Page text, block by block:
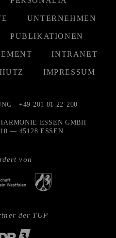
UNTERNEHMEN
PUBLIKATIONEN
INTRANET
IMPRESSUM
von
+49 201 81 22-200
ESSEN GMBH
— 45128 ESSEN
der TUP